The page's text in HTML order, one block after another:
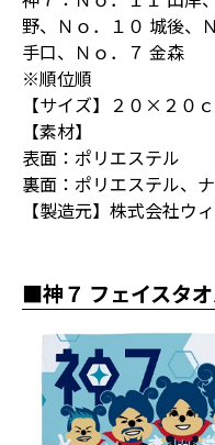
野、Ｎｏ．１０ 城後、
手口、Ｎｏ．７ 金森
※順位順
【サイズ】２０×２０
【素材】
表面：ポリエステル
裏面：ポリエステル、
【製造元】株式会社ウ
■神７ フェイスタ